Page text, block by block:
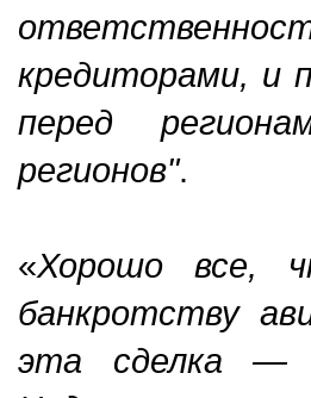
кредиторами, и
перед
регионов".
«Хорошо все,
банкротству
эта сделка —